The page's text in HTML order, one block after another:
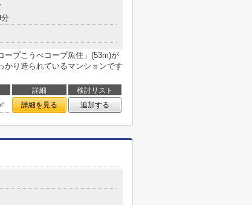
ープこうべコープ魚住」(53m)が
り造られているマンションです
詳細
検討リスト
詳細を見る 追加する